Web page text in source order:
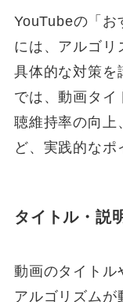
YouTubeの「お
には、アルゴリ
具体的な対策を
では、動画タイ
聴維持率の向上
ど、実践的なポ
タイトル・説
動画のタイトル
アルゴリズムが